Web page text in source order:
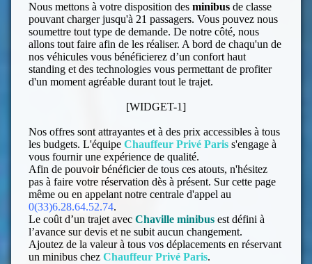
Nous mettons à votre disposition desminibus de classe
pouvant charger jusqu'à 21 passagers. Vous pouvez nous
soumettre tout type de demande. De notre côté, nous
allons tout faire afin de les réaliser. A bord de chaqu'un de
nos véhicules vous bénéficierez d’un confort haut
standing et des technologies vous permettant de profiter
d'un moment agréable durant tout le trajet.
[WIDGET-1]
Nos offres sont attrayantes et à des prix accessibles à tous
les budgets. L'équipeChauffeur Privé Pariss'engage à
vous fournir une expérience de qualité.
Afin de pouvoir bénéficier de tous ces atouts, n'hésitez
pas à faire votre réservation dès à présent. Sur cette page
même ou en appelant notre centrale d'appel au
0(33)6.28.64.52.74.
Le coût d’un trajet avec Chavilleminibus est défini à
l’avance sur devis et ne subit aucun changement.
Ajoutez de la valeur à tous vos déplacements en réservant
un minibus chezChauffeur Privé Paris.